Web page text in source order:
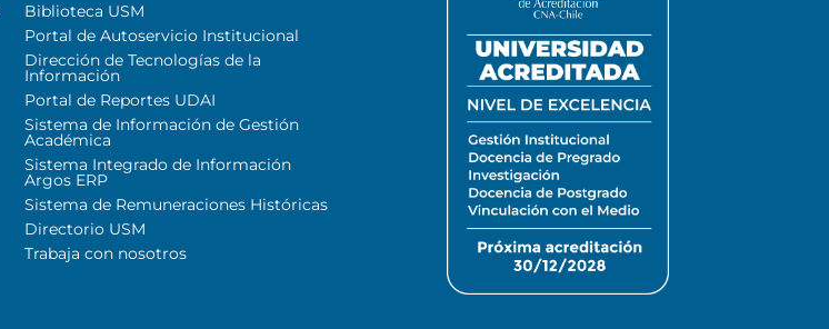
Biblioteca USM
Portal de Autoservicio Institucional
Dirección de Tecnologías de la
Información
Portal de Reportes UDAI
Sistema de Información de Gestión
Académica
Sistema Integrado de Información
Argos ERP
Sistema de Remuneraciones Históricas
Directorio USM
Trabaja con nosotros